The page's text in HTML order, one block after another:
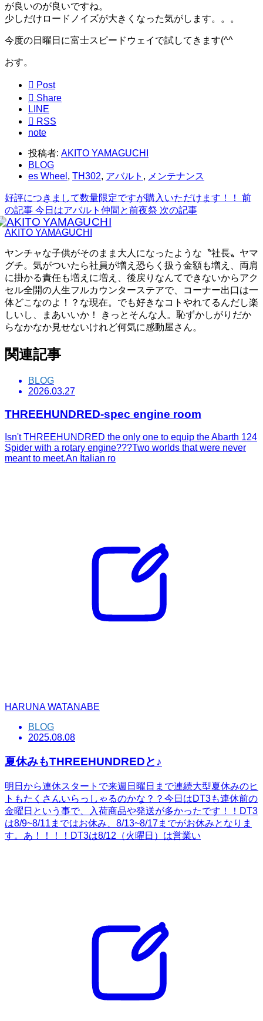
が良いのが良いですね。
少しだけロードノイズが大きくなった気がします。。。
今度の日曜日に富士スピードウェイで試してきます(^^ゞ
おす。
 Post
 Share
LINE
 RSS
note
投稿者: AKITO YAMAGUCHI
BLOG
es Wheel , TH302, アバルト , メンテナンス
好評につきまして数量限定ですが購入いただけます！！
前
の記事 今日はアバルト仲間と前夜祭 次の記事
AKITO YAMAGUCHI
ヤンチャな子供がそのまま大人になったような〝社長〟ヤマ
グチ。気がついたら社員が増え恐らく扱う金額も増え、両肩
に掛かる責任も増えに増え、後戻りなんてできないからアク
セル全開の人生フルカウンターステアで、コーナー出口は一
体どこなのよ！？な現在。でも好きなコトやれてるんだし楽
しいし、まあいいか！ きっとそんな人。恥ずかしがりだか
らなかなか見せないけれど何気に感動屋さん。
関連記事
BLOG
2026.03.27
THREEHUNDRED-spec engine room
Isn't THREEHUNDRED the only one to equip the Abarth 124
Spider with a rotary engine???Two worlds that were never
meant to meet.An Italian ro
HARUNA WATANABE
BLOG
2025.08.08
夏休みもTHREEHUNDREDと♪
明日から連休スタートで来週日曜日まで連続大型夏休みのヒ
トもたくさんいらっしゃるのかな？？今日はDT3も連休前の
金曜日という事で、入荷商品や発送が多かったです！！DT3
は8/9~8/11まではお休み、8/13~8/17までがお休みとなりま
す。あ！！！！DT3は8/12（火曜日）は営業い